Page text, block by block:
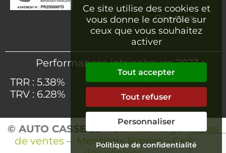
Contact
Performances intrinsèques 2023 :
TRR : 5.38%
TRV : 6.28%
© AUTO CASSE 25–Conditions générales
de ventes – Mentions légales–Gestion
Ce site utilise des cookies et
vous donne le contrôle sur
ceux que vous souhaitez
activer
Tout accepter
Tout refuser
Personnaliser
Politique de confidentialité